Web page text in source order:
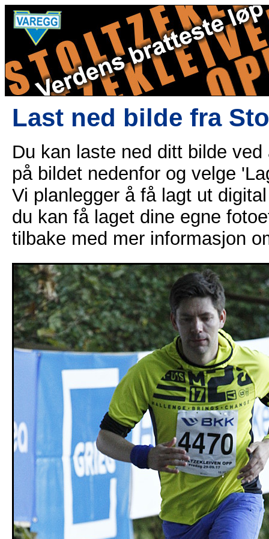
Last ned bilde fra
Du kan laste ned ditt bilde
på bildet nedenfor og velge
Vi planlegger å få lagt ut
du kan få laget dine egne
tilbake med mer informasjon